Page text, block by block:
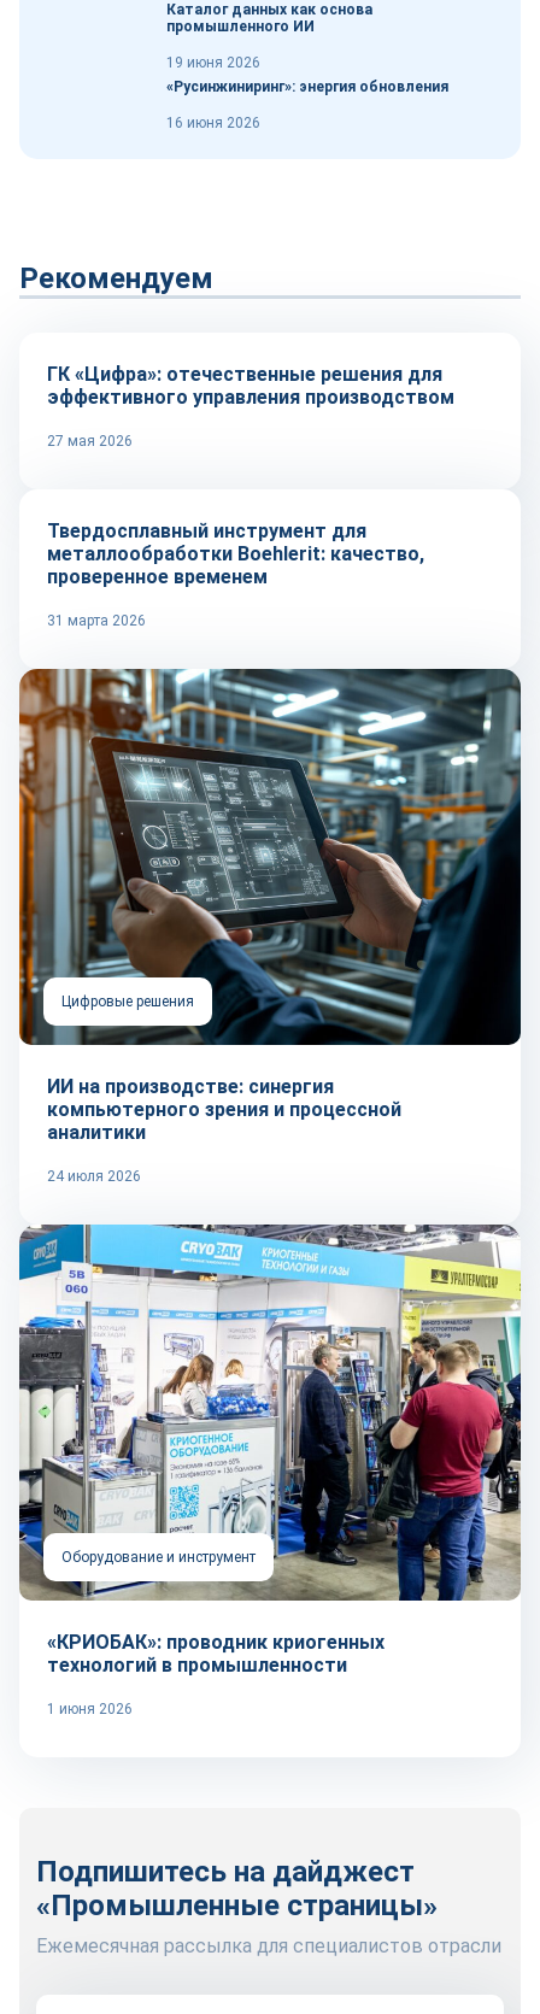
Каталог данных как основа
промышленного ИИ
19 июня 2026
«Русинжиниринг»: энергия обновления
16 июня 2026
Рекомендуем
Автоматизация
ГК «Цифра»: отечественные решения для
эффективного управления производством
27 мая 2026
Оборудование и инструмент
Твердосплавный инструмент для
металлообработки Boehlerit: качество,
проверенное временем
31 марта 2026
Цифровые решения
ИИ на производстве: синергия
компьютерного зрения и процессной
аналитики
24 июля 2026
Оборудование и инструмент
«КРИОБАК»: проводник криогенных
технологий в промышленности
1 июня 2026
Подпишитесь на дайджест
«Промышленные страницы»
Ежемесячная рассылка для специалистов отрасли